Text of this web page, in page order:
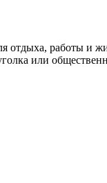
отдыха, работы
или